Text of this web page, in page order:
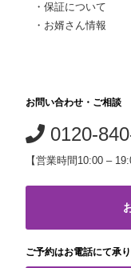
・保証について
・ お婿さん情報
お問い合わせ・ご相談
0120-
【営業時間10:00 –
ご予約はお電話にて承